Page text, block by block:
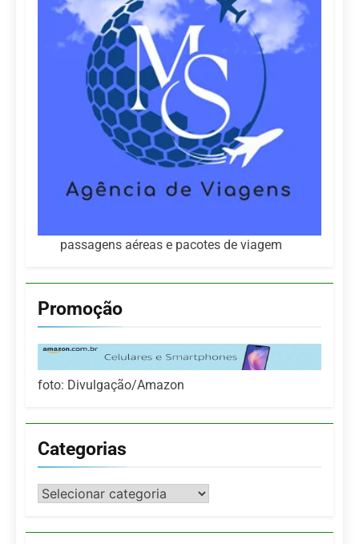
passagens aéreas e pacotes de viagem
Promoção
foto: Divulgação/Amazon
Categorias
Categorias